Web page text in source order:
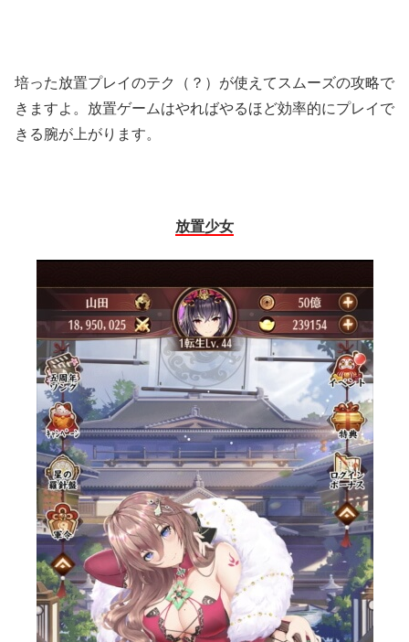
培った放置プレイのテク（？）が使えてスムーズの攻略で
きますよ。放置ゲームはやればやるほど効率的にプレイで
きる腕が上がります。
放置少女